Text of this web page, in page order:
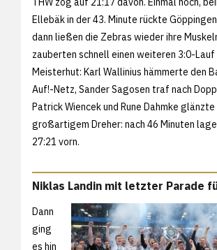
Ellebäk in der 43. Minute rückte
dann ließen die Zebras wieder ihre
zauberten schnell einen weiteren 3:0-Lauf
Meisterhut: Karl Wallinius hämmerte den
Auf!-Netz, Sander Sagosen traf nach
Patrick Wiencek und Rune Dahmke
großartigem Dreher: nach 46 Minuten
27:21 vorn.
Niklas Landin mit letzter Parade
Dann
ging
es hin